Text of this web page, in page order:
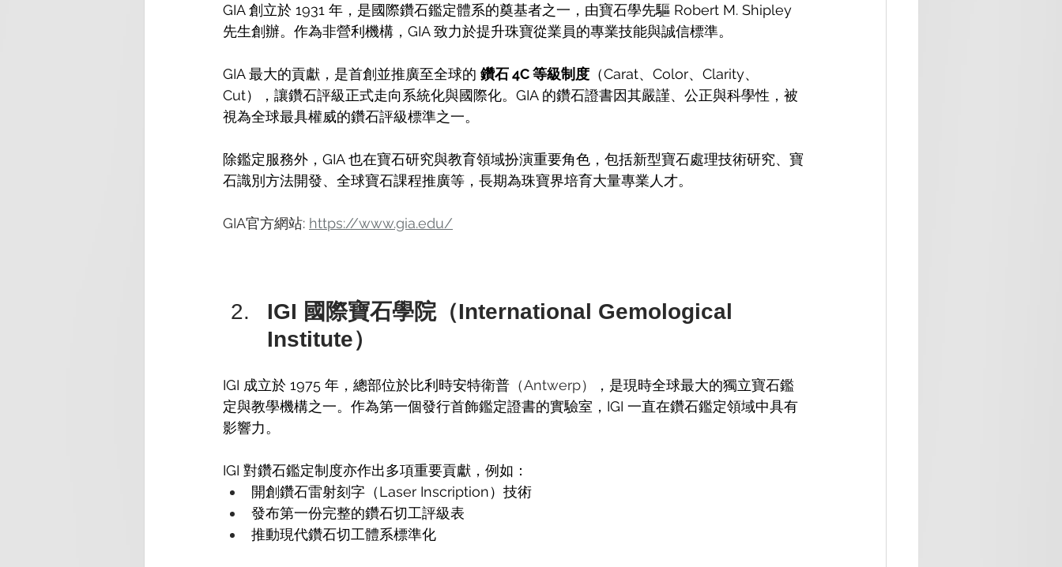
GIA 創立於 1931 年，是國際鑽石鑑定體系的奠基者之一，由寶石學先驅 Robert M. Shipley
先生創辦。作為非營利機構，GIA 致力於提升珠寶從業員的專業技能與誠信標準。
GIA 最大的貢獻，是首創並推廣至全球的 鑽石 4C 等級制度 （Carat、Color、Clarity、
Cut），讓鑽石評級正式走向系統化與國際化。GIA 的鑽石證書因其嚴謹、公正與科學性，被
視為全球最具權威的鑽石評級標準之一。
除鑑定服務外，GIA 也在寶石研究與教育領域扮演重要角色，包括新型寶石處理技術研究、寶
石識別方法開發、全球寶石課程推廣等，長期為珠寶界培育大量專業人才。
GIA官方網站: https://www.gia.edu/
IGI 國際寶石學院（International Gemological
Institute）
IGI 成立於 1975 年，總部位於比利時安特衛普 （Antwerp）
，是現時全球最大的獨立寶石鑑
定與教學機構之一。作為第一個發行首飾鑑定證書的實驗室，IGI 一直在鑽石鑑定領域中具有
影響力。
IGI 對鑽石鑑定制度亦作出多項重要貢獻，例如：
開創鑽石雷射刻字（Laser Inscription）技術
發布第一份完整的鑽石切工評級表
推動現代鑽石切工體系標準化